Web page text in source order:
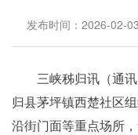
发布时间：2026-02-
三峡秭归讯（通
归县茅坪镇西楚社区
沿街门面等重点场所